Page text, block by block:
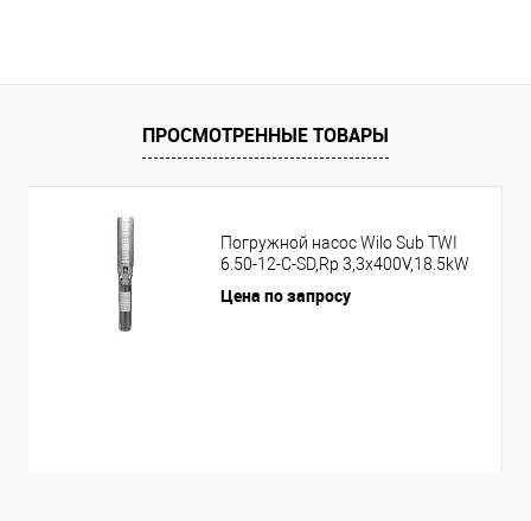
ПРОСМОТРЕННЫЕ ТОВАРЫ
Погружной насос Wilo Sub TWI
6.50-12-C-SD,Rp 3,3x400V,18.5kW
Цена по запросу